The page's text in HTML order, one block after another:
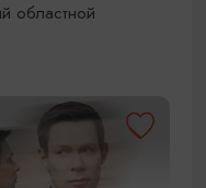
областной